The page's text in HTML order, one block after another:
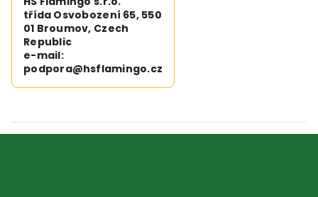
třída Osvobození 65, 550
01 Broumov, Czech
Republic
e-mail:
podpora@hsflamingo.cz